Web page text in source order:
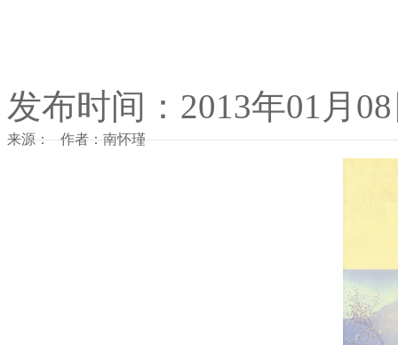
发布时间：2013年01月
来源： 作者：南怀瑾